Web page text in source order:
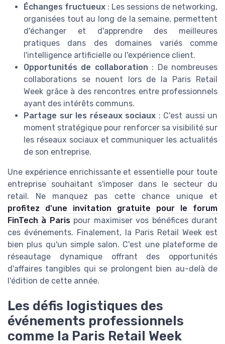
Échanges fructueux : Les sessions de networking,
organisées tout au long de la semaine, permettent
d'échanger et d'apprendre des meilleures
pratiques dans des domaines variés comme
l'intelligence artificielle ou l'expérience client.
Opportunités de collaboration : De nombreuses
collaborations se nouent lors de la Paris Retail
Week grâce à des rencontres entre professionnels
ayant des intérêts communs.
Partage sur les réseaux sociaux : C'est aussi un
moment stratégique pour renforcer sa visibilité sur
les réseaux sociaux et communiquer les actualités
de son entreprise.
Une expérience enrichissante et essentielle pour toute
entreprise souhaitant s'imposer dans le secteur du
retail. Ne manquez pas cette chance unique et
profitez d'une invitation gratuite pour le forum
FinTech à Parispour maximiser vos bénéfices durant
ces événements. Finalement, la Paris Retail Week est
bien plus qu'un simple salon. C'est une plateforme de
réseautage dynamique offrant des opportunités
d'affaires tangibles qui se prolongent bien au-delà de
l'édition de cette année.
Les défis logistiques des
événements professionnels
comme la Paris Retail Week